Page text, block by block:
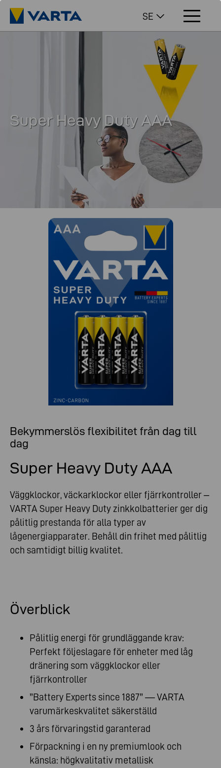
SE
Super Heavy Duty AAA
Bekymmerslös flexibilitet från dag till
dag
Super Heavy Duty AAA
Väggklockor, väckarklockor eller fjärrkontroller –
VARTA Super Heavy Duty zinkkolbatterier ger dig
pålitlig prestanda för alla typer av
lågenergiapparater. Behåll din frihet med pålitlig
och samtidigt billig kvalitet.
Överblick
Pålitlig energi för grundläggande krav:
Perfekt följeslagare för enheter med låg
dränering som väggklockor eller
fjärrkontroller
”Battery Experts since 1887” — VARTA
varumärkeskvalitet säkerställd
3 års förvaringstid garanterad
Förpackning i en ny premiumlook och
känsla: högkvalitativ metallisk